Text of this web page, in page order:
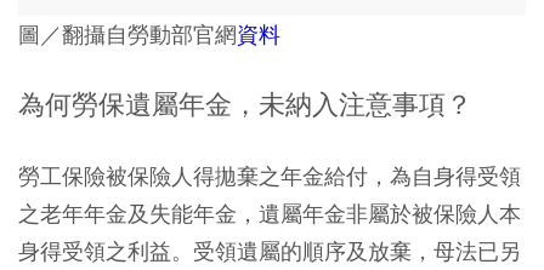
圖／翻攝自勞動部官網資料
為何勞保遺屬年金，未納入注意事項？
勞工保險被保險人得拋棄之年金給付，為自身得受領
之老年年金及失能年金，遺屬年金非屬於被保險人本
身得受領之利益。受領遺屬的順序及放棄，母法已另